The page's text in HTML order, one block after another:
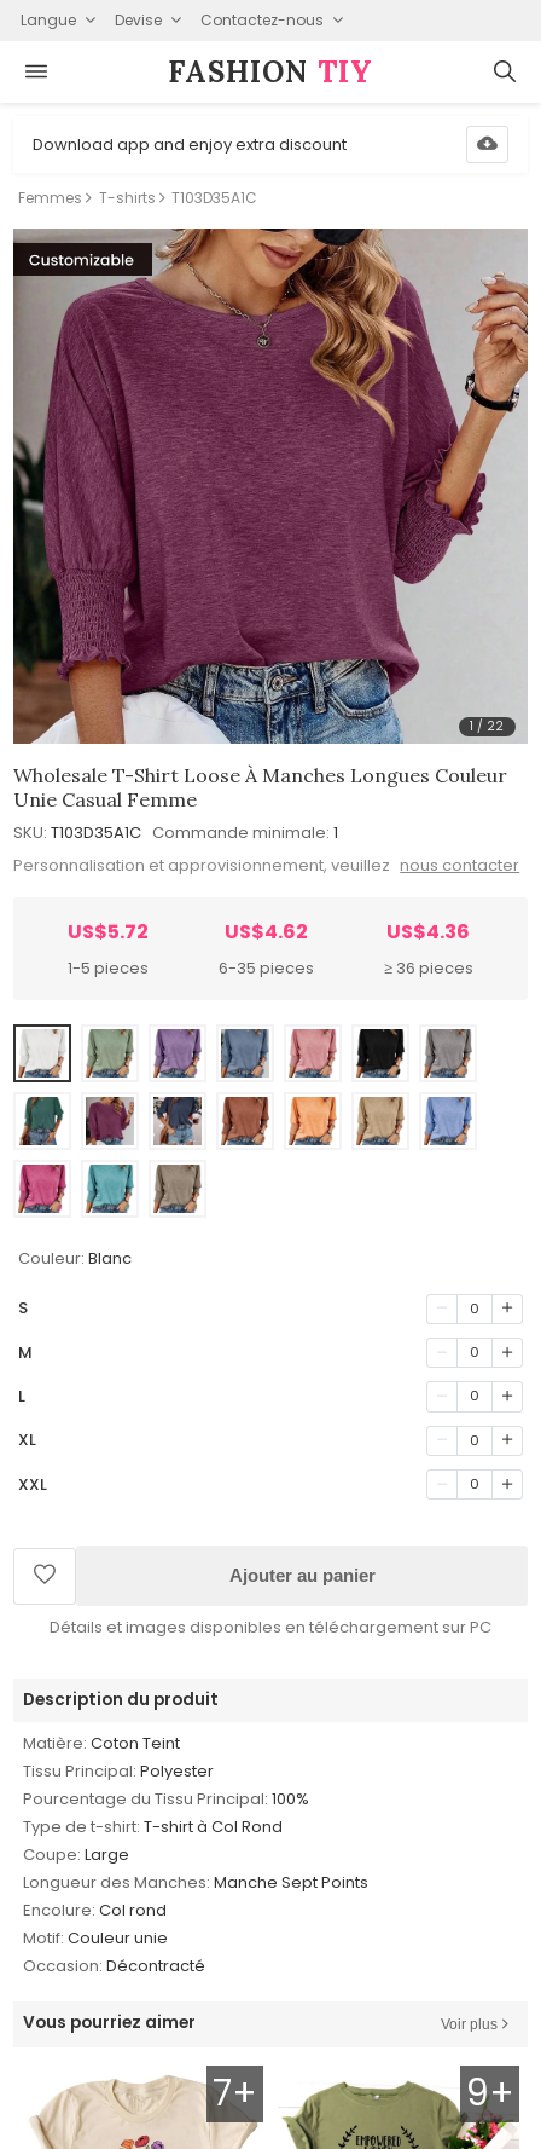
Langue Devise Contactez-nous
FASHION⁠ TIY
Download app and enjoy extra discount
Femmes T-shirts T103D35A1C
1 / 22
Wholesale T-Shirt Loose À Manches Longues Couleur
Unie Casual Femme
SKU: T103D35A1C Commande minimale: 1
Personnalisation et approvisionnement, veuillez nous contacter
US$5.72
1-5 pieces
US$4.62
6-35 pieces
US$4.36
≥ 36 pieces
Couleur: Blanc
S 0
M 0
L 0
XL 0
XXL 0
Ajouter au panier
Détails et images disponibles en téléchargement sur PC
Description du produit
Matière: Coton Teint
Tissu Principal: Polyester
Pourcentage du Tissu Principal: 100%
Type de t-shirt: T-shirt à Col Rond
Coupe: Large
Longueur des Manches: Manche Sept Points
Encolure: Col rond
Motif: Couleur unie
Occasion: Décontracté
Vous pourriez aimer Voir plus
7+ 9+